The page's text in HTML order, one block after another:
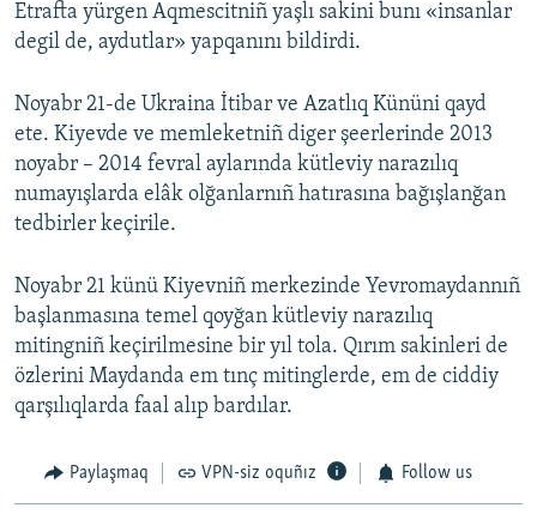
Etrafta yürgen Aqmescitniñ yaşlı sakini bunı «insanlar
degil de, aydutlar» yapqanını bildirdi.
Noyabr 21-de Ukraina İtibar ve Azatlıq Kününi qayd
ete. Kiyevde ve memleketniñ diger şeerlerinde 2013
noyabr – 2014 fevral aylarında kütleviy narazılıq
numayışlarda elâk olğanlarnıñ hatırasına bağışlanğan
tedbirler keçirile.
Noyabr 21 künü Kiyevniñ merkezinde Yevromaydannıñ
başlanmasına temel qoyğan kütleviy narazılıq
mitingniñ keçirilmesine bir yıl tola. Qırım sakinleri de
özlerini Maydanda em tınç mitinglerde, em de ciddiy
qarşılıqlarda faal alıp bardılar.
Paylaşmaq VPN-siz oquñız Follow us